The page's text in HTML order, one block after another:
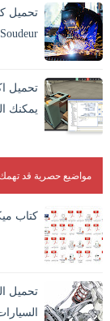
تحميل
Soudeur بشكل مفصل وبصور
يمكنك
مواضيع حصرية قد تهمك
كتاب
تحميل